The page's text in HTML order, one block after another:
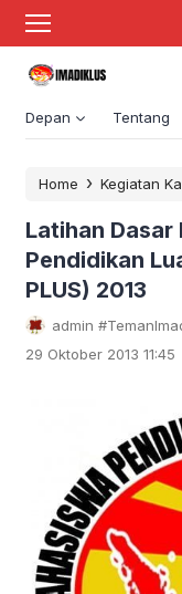
Depan Tentang
Home › Kegiatan
Latihan Dasar
Pendidikan
PLUS) 2013
admin
29 Oktober 2013 11:45